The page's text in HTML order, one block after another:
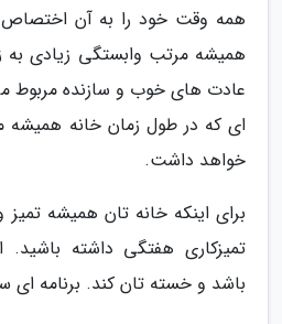
همه وقت خود را به آن
همیشه مرتب وابستگی زیادی به
عادت های خوب و سازنده
ای که در طول زمان خانه همیشه
خواهد داشت.
برای اینکه خانه تان همیشه
تمیزکاری هفتگی داشته باشید.
باشد و خسته تان کند. برنامه ای